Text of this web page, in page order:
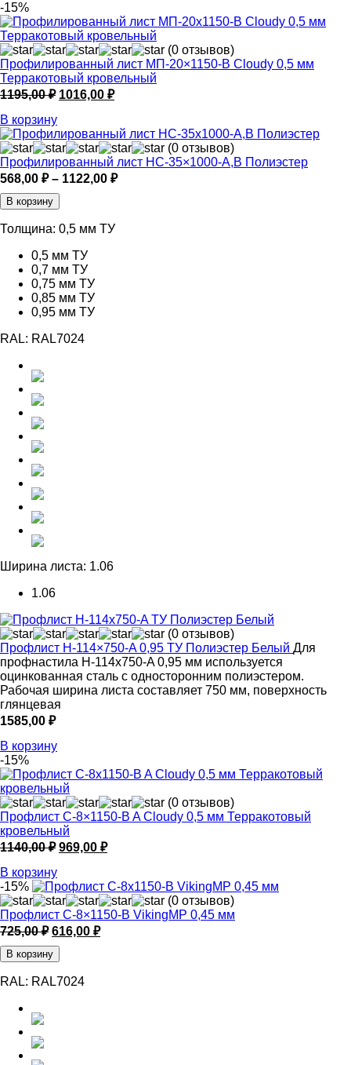
-15%
(0 отзывов)
Профилированный лист МП-20×1150-B Cloudy 0,5 мм
Терракотовый кровельный
1195,00₽ Первоначальная
1195,00 ₽.
1016,00 ₽Текущая
В корзину
(0 отзывов)
Профилированный лист НС-35×1000-A,B Полиэстер
568,00 ₽ – 1122,00 ₽Диапазон
В корзину
Толщина: 0,5 мм ТУ
0,5 мм ТУ
0,7 мм ТУ
0,75 мм ТУ
0,85 мм ТУ
0,95 мм ТУ
RAL: RAL7024
Ширина листа: 1.06
1.06
(0 отзывов)
Профлист Н-114×750-A 0,95 ТУ Полиэстер Белый Для
профнастила Н-114x750-A 0,95 мм используется
оцинкованная сталь с односторонним полиэстером.
Рабочая ширина листа составляет 750 мм, поверхность
глянцевая
1585,00 ₽
В корзину
-15%
(0 отзывов)
Профлист С-8×1150-B A Cloudy 0,5 мм Терракотовый
кровельный
1140,00₽ Первоначальная
1140,00 ₽.
969,00 ₽Текущая
В корзину
-15%
(0 отзывов)
Профлист С-8×1150-B VikingMP 0,45 мм
725,00₽ Первоначальная
цена
составляла
725,00 ₽.
616,00 ₽Текущая
В корзину
RAL: RAL7024